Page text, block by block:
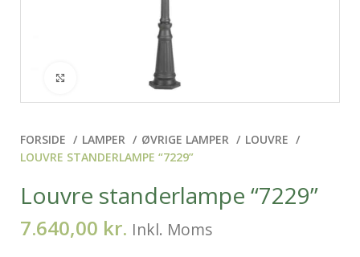
Klik for at forstørre
FORSIDE LAMPER ØVRIGE LAMPER
LOUVRE
LOUVRE STANDERLAMPE “7229”
Louvre standerlampe “7229”
7.640,00 kr. Inkl. Moms